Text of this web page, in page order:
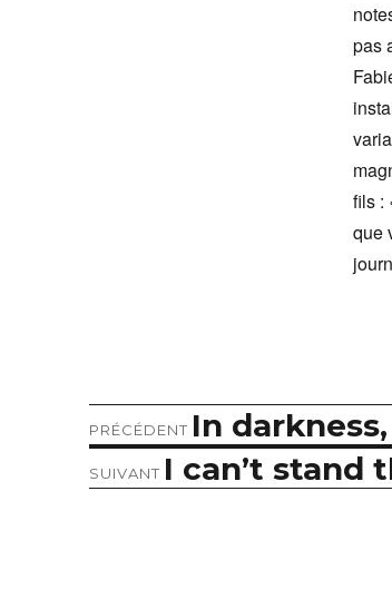
pas
fils :
que
Navigation
de
PRÉCÉDENT
Article
précédent :
In
SUIVANT
Article
suivant :
I can’t stand